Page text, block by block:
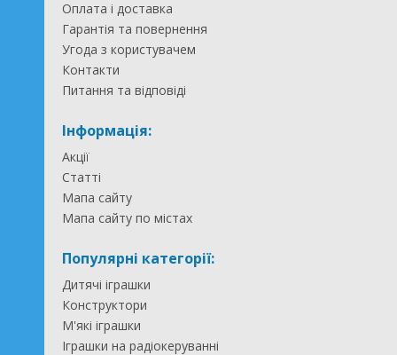
Оплата і доставка
Гарантія та повернення
Угода з користувачем
Контакти
Питання та відповіді
Інформація:
Акції
Статті
Мапа сайту
Мапа сайту по містах
Популярні категорії:
Дитячі іграшки
Конструктори
М'які іграшки
Іграшки на радіокеруванні